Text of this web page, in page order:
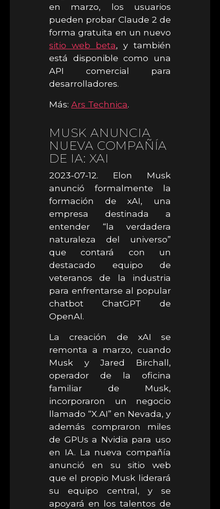
en marzo, los usuarios
pueden probar Claude 2 de
forma gratuita en un nuevo
sitio web beta, y también
está disponible como una
API comercial para
desarrolladores.
Más: Ars Technica.
MUSK ANUNCIA
NUEVA COMPAÑÍA
DE IA: XAI
2023-07-12. Elon Musk
anunció formalmente la
formación de xAI, una
empresa destinada a
entender “la verdadera
naturaleza del universo”
que contará con un
destacado equipo de
veteranos de la industria
para enfrentarse al popular
chatbot ChatGPT de
OpenAI.
La creación de xAI se
remonta a marzo, cuando
Musk y Jared Birchall,
operador de la oficina
familiar de Musk,
incorporaron un negocio
llamado “X.AI” en Nevada, y
además compraron miles
de GPUs a Nvidia para uso
en IA. La nueva compañía
anunció en su sitio web
que el propio Musk liderará
su equipo central, y se
apoyará en los talentos de